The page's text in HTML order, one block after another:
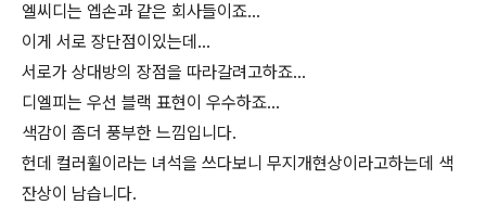
엘씨디는 엡손과 같은 회사들이죠...
이게 서로 장단점이있는데...
서로가 상대방의 장점을 따라갈려고하죠...
디엘피는 우선 블랙 표현이 우수하죠...
색감이 좀더 풍부한 느낌입니다.
헌데 컬러휠이라는 녀석을 쓰다보니 무지개현상이라고하는데 색
잔상이 남습니다.